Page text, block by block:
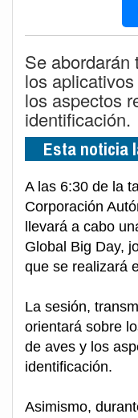
Se abordarán
los
los aspectos
identificación.
Esta noticia
A las 6:30 de la
Corporación
llevará a cabo
Global Big Day,
que se realizará
La sesión,
orientará sobre
de aves y los
identificación.
Asimismo,